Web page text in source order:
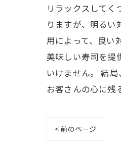
リラックスしてく
りますが、明るい
用によって、良い
美味しい寿司を提
いけません。 結
お客さんの心に残
< 前のページ